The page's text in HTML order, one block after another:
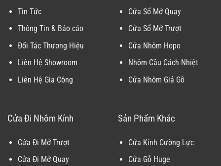
Tin Tức
Thông Tin & Báo cáo
Đối Tác Thương Hiệu
Liên Hệ Showroom
Liên Hệ Gia Công
Cửa Sổ Mở Quay
Cửa Sổ Mở Trượt
Cửa Nhôm Hopo
Nhôm Cầu Cách Nhiệt
Cửa Nhôm Giả Gỗ
Cửa Đi Nhôm Kính
Cửa Đi Mở Trượt
Cửa Đi Mở Quay
Sản Phẩm Khác
Cửa Kính Cường Lực
Cửa Gỗ Huge